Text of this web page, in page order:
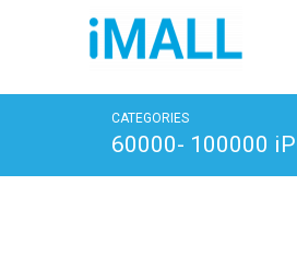
CATEGORIES
60000- 100000